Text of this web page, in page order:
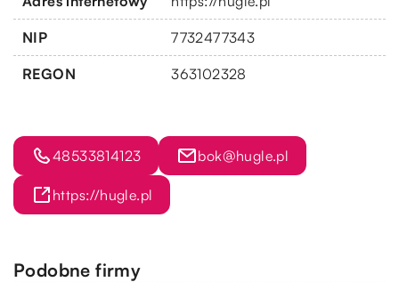
NIP 7732477343
REGON 363102328
48533814123 bok@hugle.pl
https://hugle.pl
Podobne firmy